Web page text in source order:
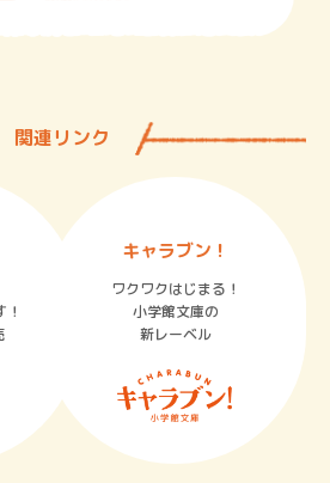
関連リンク
キャラブン！
ワクワクはじまる！
小学館文庫の
新レーベル